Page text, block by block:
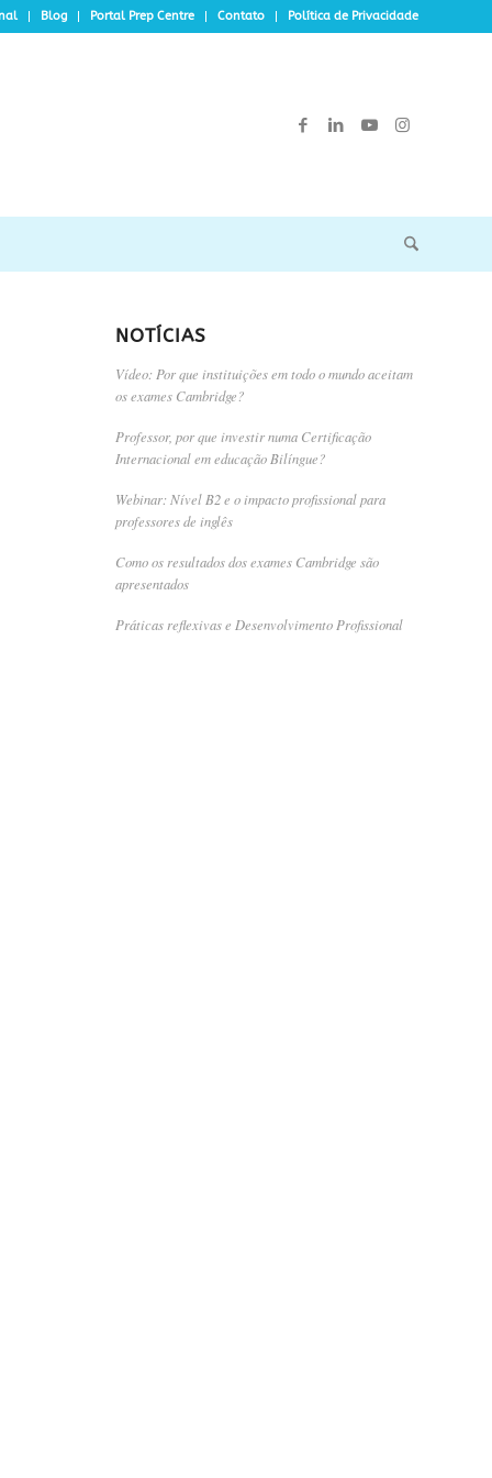
Blog Portal Prep Centre Contato Política de Privacidade
NOTÍCIAS
Vídeo: Por que instituições em todo o mundo aceitam
os exames Cambridge?
Professor, por que investir numa Certificação
Internacional em educação Bilíngue?
Webinar: Nível B2 e o impacto profissional para
professores de inglês
Como os resultados dos exames Cambridge são
apresentados
Práticas reflexivas e Desenvolvimento Profissional